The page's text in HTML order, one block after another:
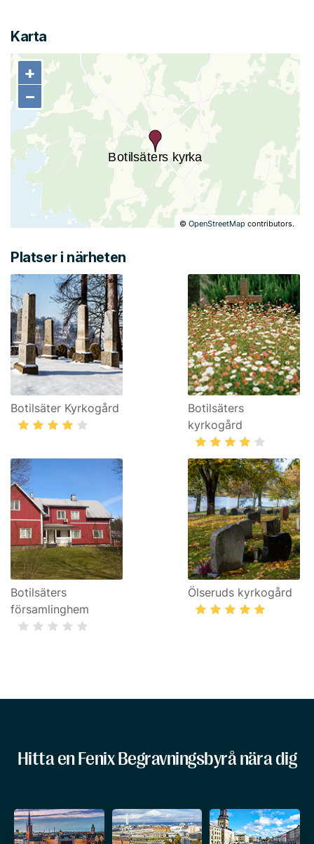
Karta
+
−
©OpenStreetMap contributors.
+
−
Platser i närheten
Botilsäter Kyrkogård
Botilsäters
kyrkogård
Botilsäters
församlinghem
Ölseruds kyrkogård
Hitta en Fenix Begravningsbyrå nära dig